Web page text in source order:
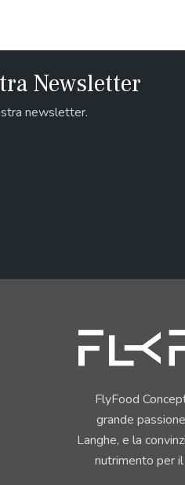
Newsletter
newsletter.
FlyFood
grande
Langhe, e la
nutrimento per